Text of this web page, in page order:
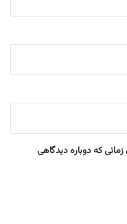
که دوباره دیدگاهی